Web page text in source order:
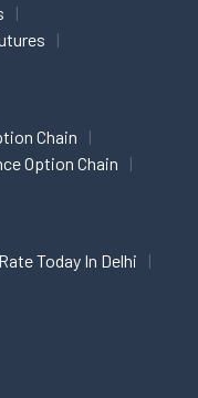
Chain
Option Chain
Today In Delhi